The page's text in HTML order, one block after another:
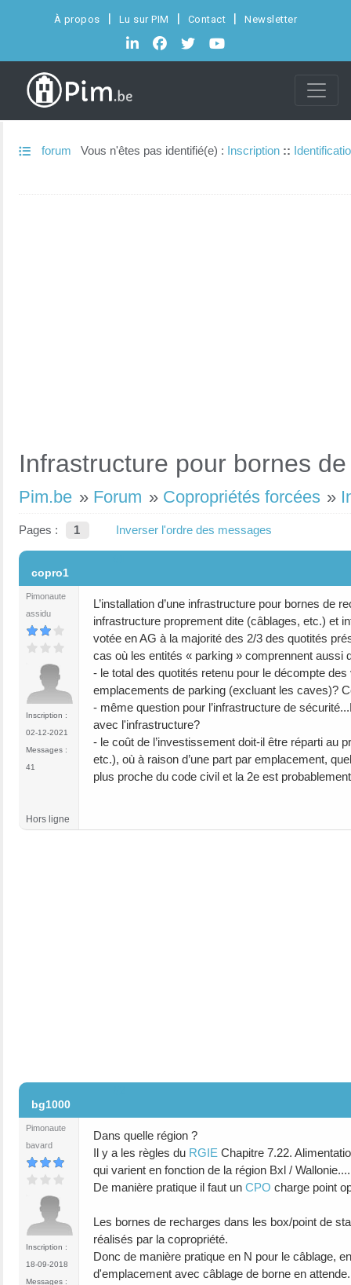
À propos Lu sur PIM Contact Newsletter
forum Vous n'êtes pas identifié(e) : Inscription ::
Infrastructure pour bornes
Pim.be » Forum » Copropriétés forcées »
Pages : 1 Inverser l'ordre des messages
copro1
Pimonaute
assidu
Inscription :
02-12-2021
Messages :
41
L’installation d’une infrastructure pour bornes de
infrastructure proprement dite (câblages, etc.) et
votée en AG à la majorité des 2/3 des quotités
cas où les entités « parking » comprennent
- le total des quotités retenu pour le décompte
emplacements de parking (excluant les caves)?
- même question pour l’infrastructure de
avec l'infrastructure?
- le coût de l’investissement doit-il être réparti au
etc.), où à raison d’une part par emplacement,
plus proche du code civil et la 2e est
Hors ligne
bg1000
Pimonaute
bavard
Inscription :
18-09-2018
Messages :
Dans quelle région ?
Il y a les règles du RGIE Chapitre 7.22.
qui varient en fonction de la région Bxl / Wallonie....
De manière pratique il faut un CPO charge point
Les bornes de recharges dans les box/point de
réalisés par la copropriété.
Donc de manière pratique en N pour le câblage,
d'emplacement avec câblage de borne en